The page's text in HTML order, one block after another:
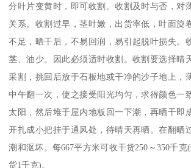
分叶片变黄时，即可收割。收割及时与否，对
关系。收割过早，茎叶嫩，出货率低，叶面旋
不足，晒干后，不易回润，易引起脱叶损失。
茎、油少。因此必须适时收割。收割要选择晴
采割，挑回后放于石板地或干净的沙子地上，
中午翻一次，使之接受阳光均匀，求得颜色一
太阳，然后堆于屋内地板回一下潮，再晒干即
开扎成小把挂于通风处，待晴天再晒。在翻晒
潮和沤坏。每667平方米可收干货250～350千
货1千克)。